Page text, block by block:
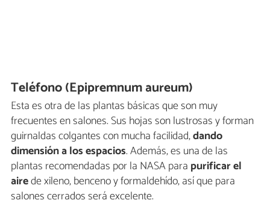
Teléfono (Epipremnum aureum)
Esta es otra de las plantas básicas que son muy
frecuentes en salones. Sus hojas son lustrosas y forman
guirnaldas colgantes con mucha facilidad,dando
dimensión a los espacios. Además, es una de las
plantas recomendadas por la NASA para purificar el
airede xileno, benceno y formaldehído, así que para
salones cerrados será excelente.